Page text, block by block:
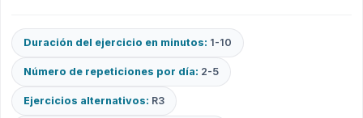
Duración del ejercicio en minutos: 1-10
Número de repeticiones por día: 2-5
Ejercicios alternativos: R3